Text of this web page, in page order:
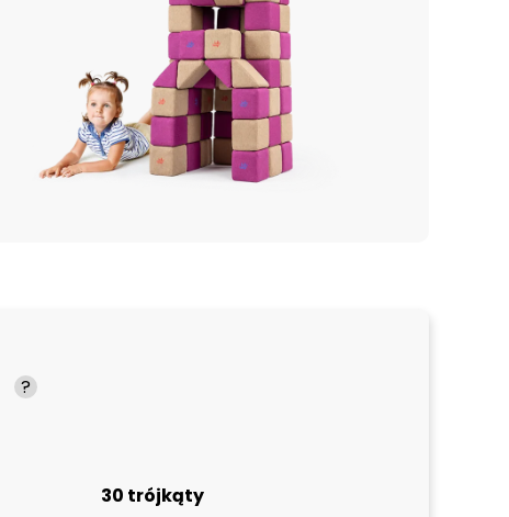
?
30 trójkąty